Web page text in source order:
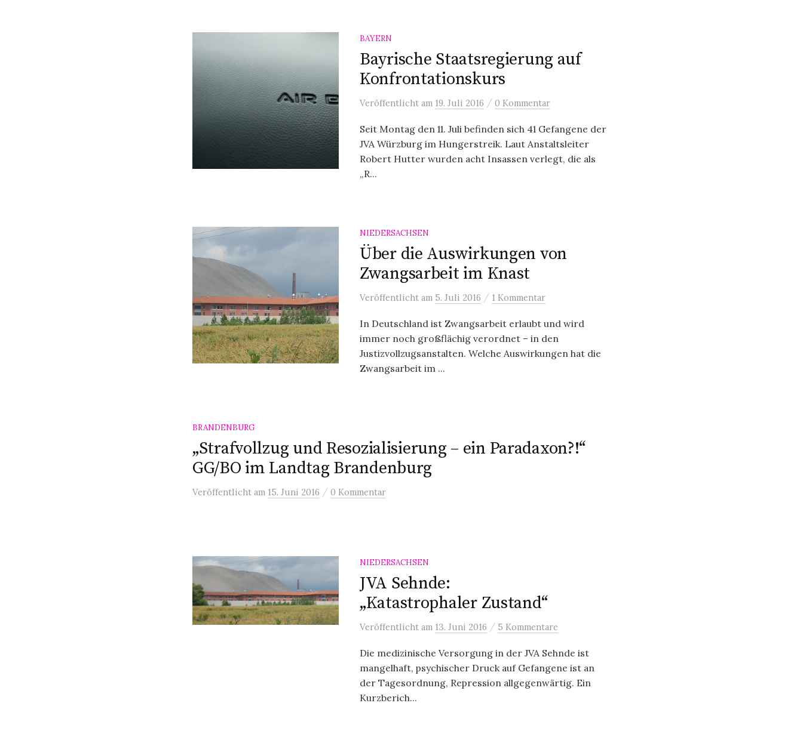
BAYERN
Bayrische Staatsregierung auf
Konfrontationskurs
Veröffentlicht am 19. Juli 2016 / 0 Kommentar
Seit Montag den 11. Juli befinden sich 41 Gefangene der
JVA Würzburg im Hungerstreik. Laut Anstaltsleiter
Robert Hutter wurden acht Insassen verlegt, die als
„R...
NIEDERSACHSEN
Über die Auswirkungen von
Zwangsarbeit im Knast
Veröffentlicht am 5. Juli 2016 / 1 Kommentar
In Deutschland ist Zwangsarbeit erlaubt und wird
immer noch großflächig verordnet – in den
Justizvollzugsanstalten. Welche Auswirkungen hat die
Zwangsarbeit im ...
BRANDENBURG
„Strafvollzug und Resozialisierung – ein Paradaxon?!“
GG/BO im Landtag Brandenburg
Veröffentlicht am 15. Juni 2016 / 0 Kommentar
NIEDERSACHSEN
JVA Sehnde:
„Katastrophaler Zustand“
Veröffentlicht am 13. Juni 2016 / 5 Kommentare
Die medizinische Versorgung in der JVA Sehnde ist
mangelhaft, psychischer Druck auf Gefangene ist an
der Tagesordnung, Repression allgegenwärtig. Ein
Kurzberich...